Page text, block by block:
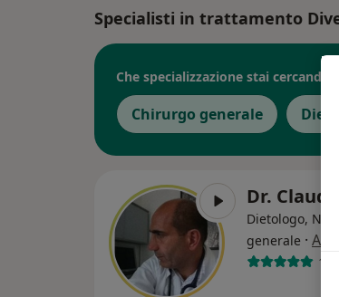
Specialisti in trattamento
Che specializzazione stai cercando?
Chirurgo generale
Dr.
Dietologo,
generale · Altro